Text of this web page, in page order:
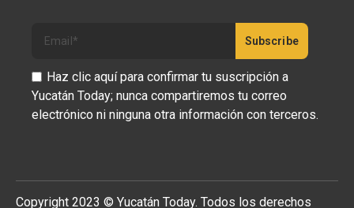
Haz clic aquí para confirmar tu suscripción a
Yucatán Today; nunca compartiremos tu correo
electrónico ni ninguna otra información con terceros.
Copyright 2023 © Yucatán Today. Todos los derechos